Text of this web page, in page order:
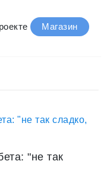
Магазин
"не так сладко,
"не так